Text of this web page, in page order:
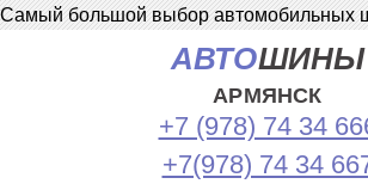
Самый большой выбор автомобильных
АВТОШИНЫ
АРМЯНСК
+7 (978) 74 34
+7(978) 74 34